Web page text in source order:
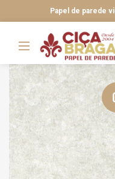
Papel de parede